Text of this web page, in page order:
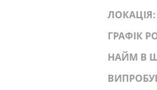
ЛОКАЦІЯ:
ГРАФІК
НАЙМ В